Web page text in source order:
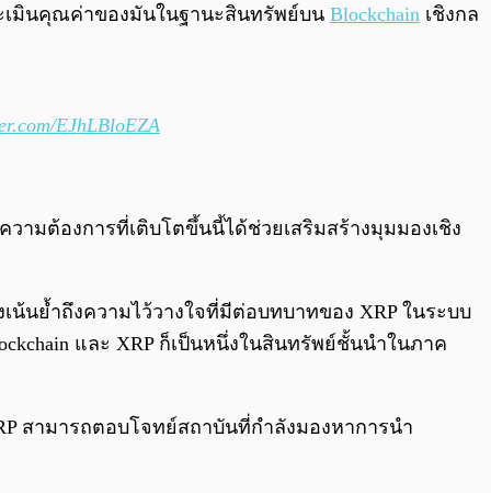
เมินคุณค่าของมันในฐานะสินทรัพย์บน Blockchain เชิงกล
EJhLBloEZA
ามต้องการที่เติบโตขึ้นนี้ได้ช่วยเสริมสร้างมุมมองเชิง
นย้ำถึงความไว้วางใจที่มีต่อบทบาทของ XRP ในระบบ
และ XRP ก็เป็นหนึ่งในสินทรัพย์ชั้นนำในภาค
สามารถตอบโจทย์สถาบันที่กำลังมองหาการนำ